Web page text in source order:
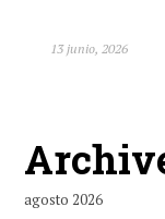
13 junio, 2026
agosto 2026